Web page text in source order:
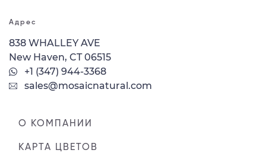
Адрес
838 WHALLEY AVE
New Haven, CT 06515
+1 (347) 944-3368
sales@mosaicnatural.com
О КОМПАНИИ
КАРТА ЦВЕТОВ